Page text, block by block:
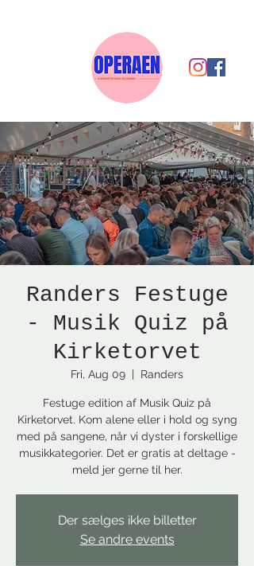
Randers Festuge
- Musik Quiz på
Kirketorvet
Fri, Aug 09
  |
Randers
Festuge edition af Musik Quiz på
Kirketorvet. Kom alene eller i hold og syng
med på sangene, når vi dyster i forskellige
musikkategorier. Det er gratis at deltage -
meld jer gerne til her.
Der sælges ikke billetter
Se andre events